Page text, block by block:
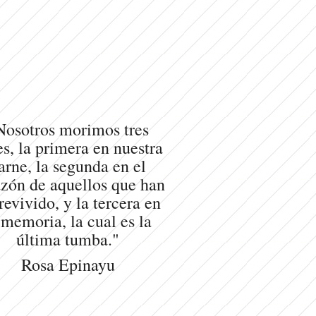
morimos tres
la primera en nuestra
la segunda en el
de aquellos que han
y la tercera en
la cual es la
última tumba."
Rosa Epinayu